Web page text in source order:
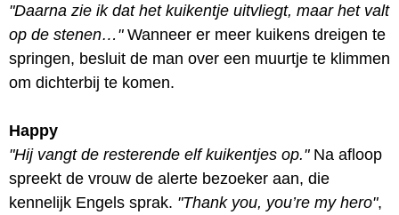
"Daarna zie ik dat het kuikentje uitvliegt, maar het valt
op de stenen…"Wanneer er meer kuikens dreigen te
springen, besluit de man over een muurtje te klimmen
om dichterbij te komen.
Happy
"Hij vangt de resterende elf kuikentjes op."Na afloop
spreekt de vrouw de alerte bezoeker aan, die
kennelijk Engels sprak. "Thank you, you’re my hero",